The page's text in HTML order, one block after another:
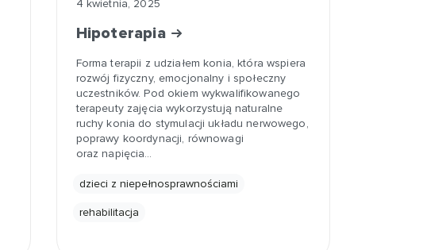
4 kwietnia, 2025
Hipoterapia
Forma terapii z udziałem konia, która wspiera
rozwój fizyczny, emocjonalny i społeczny
uczestników. Pod okiem wykwalifikowanego
terapeuty zajęcia wykorzystują naturalne
ruchy konia do stymulacji układu nerwowego,
poprawy koordynacji, równowagi
oraz napięcia…
dzieci z niepełnosprawnościami
rehabilitacja